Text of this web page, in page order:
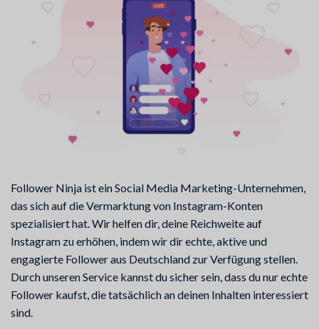
Follower Ninja ist ein Social Media Marketing-Unternehmen,
das sich auf die Vermarktung von Instagram-Konten
spezialisiert hat. Wir helfen dir, deine Reichweite auf
Instagram zu erhöhen, indem wir dir echte, aktive und
engagierte Follower aus Deutschland zur Verfügung stellen.
Durch unseren Service kannst du sicher sein, dass du nur echte
Follower kaufst, die tatsächlich an deinen Inhalten interessiert
sind.